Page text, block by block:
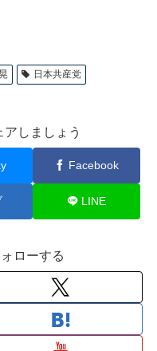
日本共産党
しましょう
Facebook
LINE
ローする